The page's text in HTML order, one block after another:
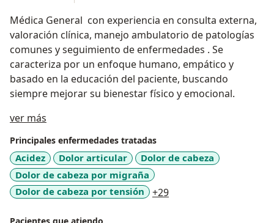
Médica General con experiencia en consulta externa,
valoración clínica, manejo ambulatorio de patologías
comunes y seguimiento de enfermedades . Se
caracteriza por un enfoque humano, empático y
basado en la educación del paciente, buscando
siempre mejorar su bienestar físico y emocional.
ver más
Principales enfermedades tratadas
Acidez Dolor articular
Dolor de cabeza
Dolor de cabeza por migraña
Dolor de cabeza por tensión
+29